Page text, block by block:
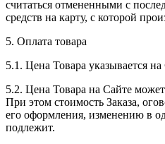
считаться отмененными с
средств на карту, с которой
5. Оплата товара
5.1. Цена Товара указывается на
5.2. Цена Товара на Сайте
При этом стоимость Заказа,
его оформления, изменению в
подлежит.